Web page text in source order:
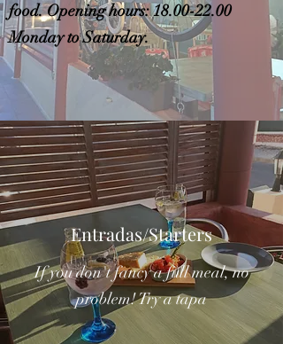
food. Opening hours:18.00-22.00
Monday to Saturday.
Entradas/Starters
If you don't fancy a full meal, no
problem! Try a tapa